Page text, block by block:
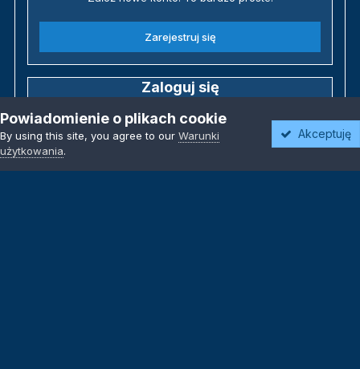
Zarejestruj się
Zaloguj się
Zaloguj się
Powiadomienie o plikach cookie
By using this site, you agree to our Warunki
użytkowania.
Akceptuję